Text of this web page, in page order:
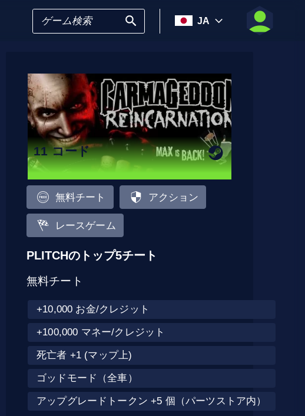
JA
11 コード
無料チート アクション
レースゲーム
PLITCHのトップ5チート
無料チート
+10,000 お金/クレジット
+100,000 マネー/クレジット
死亡者 +1 (マップ上)
ゴッドモード（全車）
アップグレードトークン +5 個（パーツストア内）